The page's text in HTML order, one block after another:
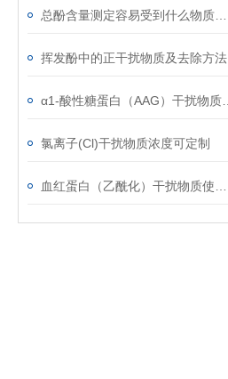
挥发酚中的正干扰物质及去除方法
氯离子(Cl)干扰物质浓度可定制